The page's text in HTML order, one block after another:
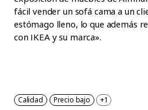
fácil vender un sofá cama a un
estómago lleno, lo que además
con IKEA y su marca».
Calidad Precio bajo +1